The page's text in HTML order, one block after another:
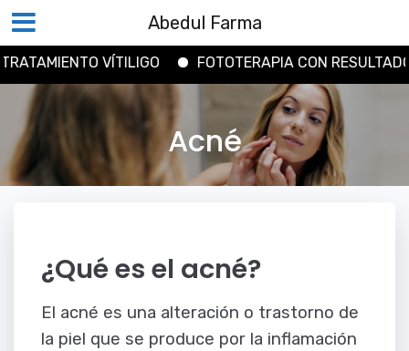
VÍTILIGO
FOTOTERAPIA CON RESULTADOS
Saltar
contenido
Acné
¿Qué es el acné?
El acné es una alteración o trastorno de
la piel que se produce por la inflamación
Abedul Farma